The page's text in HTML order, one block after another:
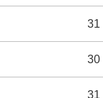
31
30
31